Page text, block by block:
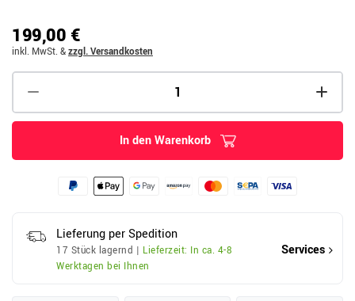
199,00 €
inkl. MwSt. &zzgl. Versandkosten
In den Warenkorb
Lieferung per Spedition
17 Stück lagernd | Lieferzeit: In ca. 4-8
Werktagen bei Ihnen
Services